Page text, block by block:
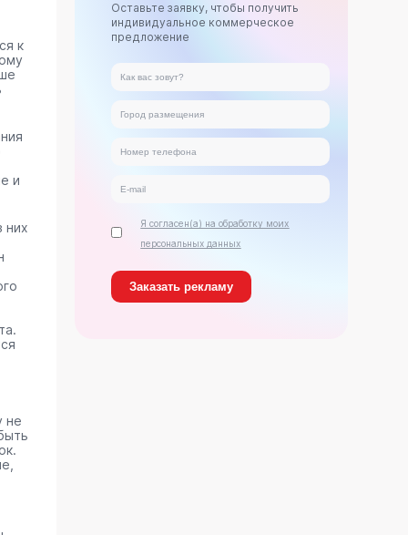
к
и
них
не
Оставьте заявку, чтобы получить
индивидуальное коммерческое
предложение
Я согласен(а) на обработку моих
персональных данных